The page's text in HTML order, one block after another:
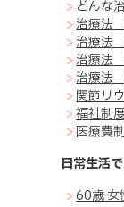
> どんな
>治療法
>治療法
>治療法
>治療法
> 関節リ
>福祉制
> 医療費
日常生活
> 60歳 女